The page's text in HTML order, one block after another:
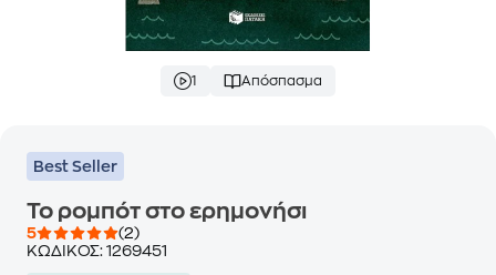
1 Απόσπασμα
Best Seller
Το ρομπότ στο ερημονήσι
5
(2)
ΚΩΔΙΚΟΣ: 1269451